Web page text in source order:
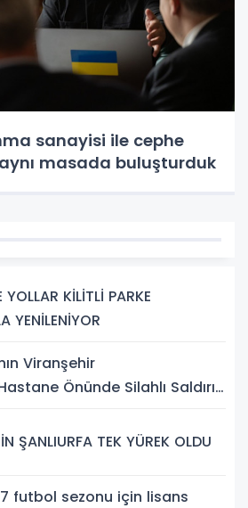
sanayisi ile cephe
masada buluşturduk
YOLLAR KİLİTLİ PARKE
YENİLENİYOR
Viranşehir
Önünde Silahlı Saldırı:
ŞANLIURFA TEK YÜREK OLDU
futbol sezonu için lisans